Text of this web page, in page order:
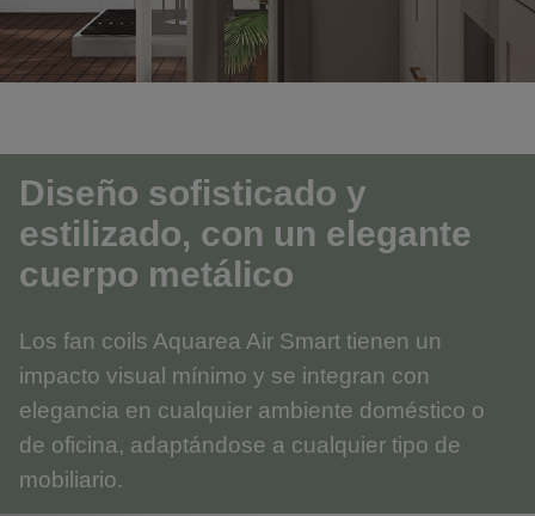
Diseño sofisticado y
estilizado, con un elegante
cuerpo metálico
Los fan coils Aquarea Air Smart tienen un
impacto visual mínimo y se integran con
elegancia en cualquier ambiente doméstico o
de oficina, adaptándose a cualquier tipo de
mobiliario.